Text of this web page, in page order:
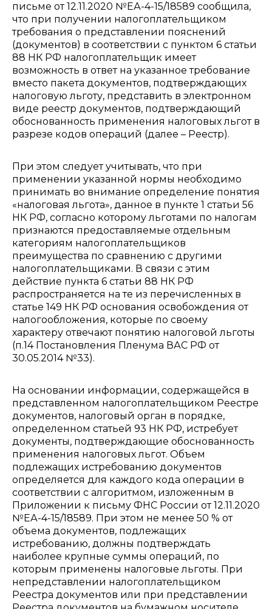
письме от 12.11.2020 №ЕА-4-15/18589 сообщила,
что при получении налогоплательщиком
требования о представлении пояснений
(документов) в соответствии с пунктом 6 статьи
88 НК РФ налогоплательщик имеет
возможность в ответ на указанное требование
вместо пакета документов, подтверждающих
налоговую льготу, представить в электронном
виде реестр документов, подтверждающий
обоснованность применения налоговых льгот в
разрезе кодов операций (далее – Реестр).
При этом следует учитывать, что при
применении указанной нормы необходимо
принимать во внимание определение понятия
«налоговая льгота», данное в пункте 1 статьи 56
НК РФ, согласно которому льготами по налогам
признаются предоставляемые отдельным
категориям налогоплательщиков
преимущества по сравнению с другими
налогоплательщиками. В связи с этим
действие пункта 6 статьи 88 НК РФ
распространяется на те из перечисленных в
статье 149 НК РФ основания освобождения от
налогообложения, которые по своему
характеру отвечают понятию налоговой льготы
(п.14 Постановления Пленума ВАС РФ от
30.05.2014 №33).
На основании информации, содержащейся в
представленном налогоплательщиком Реестре
документов, налоговый орган в порядке,
определенном статьей 93 НК РФ, истребует
документы, подтверждающие обоснованность
применения налоговых льгот. Объем
подлежащих истребованию документов
определяется для каждого кода операции в
соответствии с алгоритмом, изложенным в
Приложении к письму ФНС России от 12.11.2020
№ЕА-4-15/18589. При этом не менее 50 % от
объема документов, подлежащих
истребованию, должны подтверждать
наиболее крупные суммы операций, по
которым применены налоговые льготы. При
непредставлении налогоплательщиком
Реестра документов или при представлении